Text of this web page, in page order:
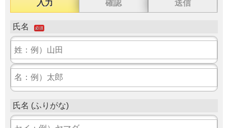
入力 確認 送信
氏名 必須
氏名 (ふりがな)